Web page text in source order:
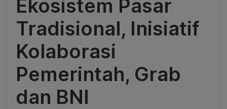
Ekosistem Pasar
Tradisional, Inisiatif
Kolaborasi
Pemerintah, Grab
dan BNI